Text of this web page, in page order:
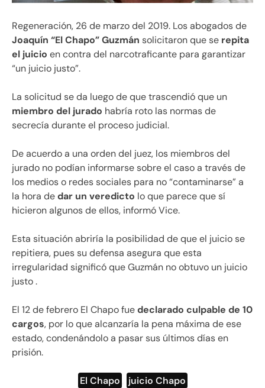
Regeneración, 26 de marzo del 2019. Los abogados de
Joaquín “El Chapo” Guzmán solicitaron que se repita
el juicio en contra del narcotraficante para garantizar
“un juicio justo”.
La solicitud se da luego de que trascendió que un
miembro del jurado habría roto las normas de
secrecía durante el proceso judicial.
De acuerdo a una orden del juez, los miembros del
jurado no podían informarse sobre el caso a través de
los medios o redes sociales para no “contaminarse” a
la hora dedar un veredicto lo que parece que sí
hicieron algunos de ellos, informó Vice.
Esta situación abriría la posibilidad de que el juicio se
repitiera, pues su defensa asegura que esta
irregularidad significó que Guzmán no obtuvo un juicio
justo .
El 12 de febrero El Chapo fuedeclarado culpable de 10
cargos, por lo que alcanzaría la pena máxima de ese
estado, condenándolo a pasar sus últimos días en
prisión.
El Chapo juicio Chapo